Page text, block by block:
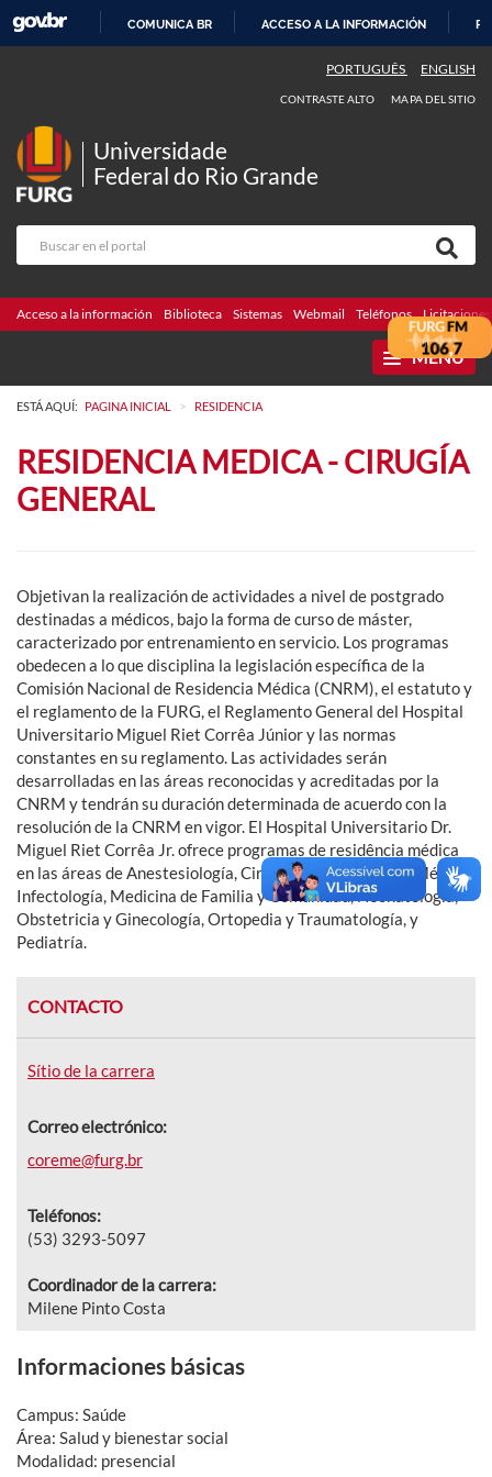
CONTENIDO
COMUNICA BR ACCESO A LA INFORMACIÓN
PORTUGUÊS ENGLISH
CONTRASTE ALTO MAPA DEL SITIO
Universidade
Federal do Rio Grande
Acceso a la información Biblioteca Sistemas Webmail Teléfonos Licitaciones
MENU
ESTÁ AQUÍ: PAGINA INICIAL > RESIDENCIA
RESIDENCIA MEDICA - CIRUGÍA
GENERAL
Objetivan la realización de actividades a nivel de postgrado
destinadas a médicos, bajo la forma de curso de máster,
caracterizado por entrenamiento en servicio. Los programas
obedecen a lo que disciplina la legislación específica de la
Comisión Nacional de Residencia Médica (CNRM), el estatuto y
el reglamento de la FURG, el Reglamento General del Hospital
Universitario Miguel Riet Corrêa Júnior y las normas
constantes en su reglamento. Las actividades serán
desarrolladas en las áreas reconocidas y acreditadas por la
CNRM y tendrán su duración determinada de acuerdo con la
resolución de la CNRM en vigor. El Hospital Universitario Dr.
Miguel Riet Corrêa Jr. ofrece programas de residência médica
en las áreas de Anestesiología, Cirugía General, Clínica Médica,
Infectología, Medicina de Familia y Comunidad, Neonatología,
Obstetricia y Ginecología, Ortopedia y Traumatología, y
Pediatría.
CONTACTO
Sítio de la carrera
Correo electrónico:
coreme@furg.br
Teléfonos:
(53) 3293-5097
Coordinador de la carrera:
Milene Pinto Costa
Informaciones básicas
Campus: Saúde
Área: Salud y bienestar social
Modalidad: presencial